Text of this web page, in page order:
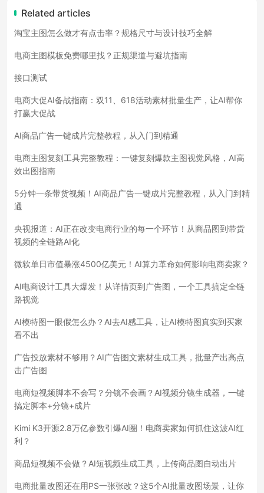
Related articles
淘宝主图怎么做才有点击率？规格尺寸与设计技巧全解
电商主图模板免费哪里找？正规渠道与避坑指南
接口测试
电商大促AI备战指南：双11、618活动素材批量生产，让AI帮你
打赢大促战
AI商品广告一键成片完整教程，从入门到精通
电商主图复刻工具完整教程：一键复刻爆款主图视觉风格，AI高
效出图指南
5分钟一条带货视频！AI商品广告一键成片完整教程，从入门到精
通
央视报道：AI正在改变电商行业的每一个环节！从商品图到带货
视频的全链路AI化
微软单日市值暴涨4500亿美元！AI算力革命如何影响电商卖家？
AI电商设计工具大爆发！从详情页到广告图，一个工具搞定全链
路视觉
AI模特图一眼假怎么办？AI去AI感工具，让AI模特图真实到买家
看不出
广告投放素材不够用？AI广告图文素材生成工具，批量产出高点
击广告图
电商短视频脚本不会写？分镜不会画？AI视频分镜生成器，一键
搞定脚本+分镜+成片
Kimi K3开源2.8万亿参数引爆AI圈！电商卖家如何抓住这波AI红
利？
商品短视频不会做？AI短视频生成工具，上传商品图自动出片
电商批量改图还在用PS一张张改？这5个AI批量改图场景，让你